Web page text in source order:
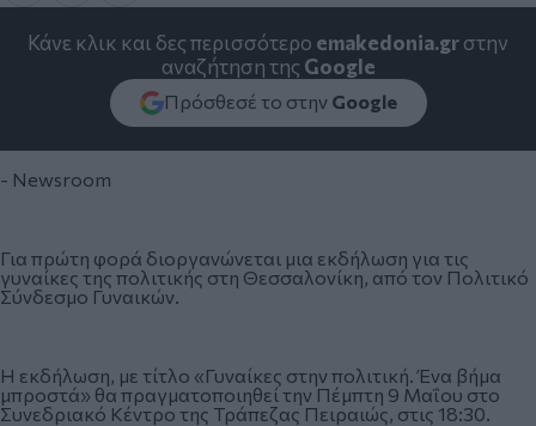
Κάνε κλικ και δες περισσότερο emakedonia.grστην
αναζήτηση της Google
Πρόσθεσέ το στην Google
- Newsroom
Για πρώτη φορά διοργανώνεται μια εκδήλωση για τις
γυναίκες της πολιτικής στη Θεσσαλονίκη, από τον Πολιτικό
Σύνδεσμο Γυναικών.
Η εκδήλωση, με τίτλο «Γυναίκες στην πολιτική. Ένα βήμα
μπροστά» θα πραγματοποιηθεί την Πέμπτη 9 Μαΐου στο
Συνεδριακό Κέντρο της Τράπεζας Πειραιώς, στις 18:30.